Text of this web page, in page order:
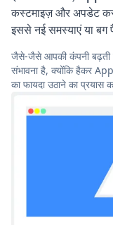
कस्टमाइज़ और अपडेट
इससे नई समस्याएं या बग
जैसे-जैसे आपकी कंपनी बढ़ती
संभावना है, क्योंकि हैकर
का फायदा उठाने का प्रयास